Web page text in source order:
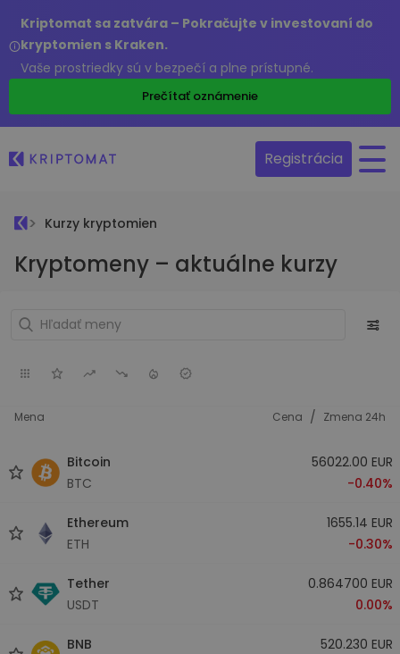
Kriptomat sa zatvára – Pokračujte v investovaní do
kryptomien s Kraken.
Vaše prostriedky sú v bezpečí a plne prístupné.
Prečítať oznámenie
Registrácia
Kurzy kryptomien
Kryptomeny – aktuálne kurzy
Mena Cena / Zmena 24h
Bitcoin
BTC
56022.00 EUR
-0.40%
Ethereum
ETH
1655.14 EUR
-0.30%
Tether
USDT
0.864700 EUR
0.00%
BNB
520.230 EUR